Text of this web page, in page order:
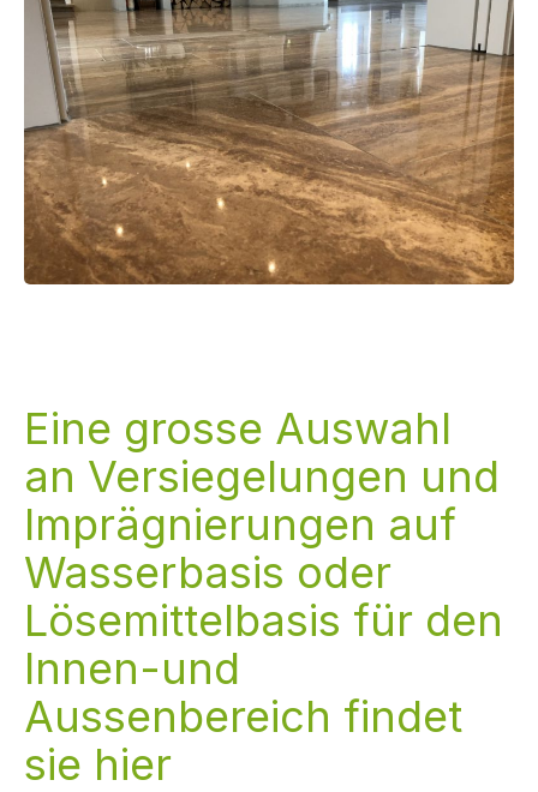
Eine grosse Auswahl
an Versiegelungen und
Imprägnierungen auf
Wasserbasis oder
Lösemittelbasis für den
Innen-und
Aussenbereich findet
sie hier